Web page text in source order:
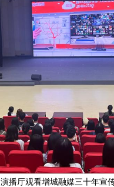
演播厅观看增城融媒三十年宣